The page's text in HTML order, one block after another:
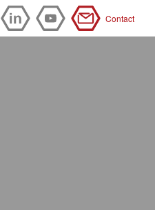
Contact